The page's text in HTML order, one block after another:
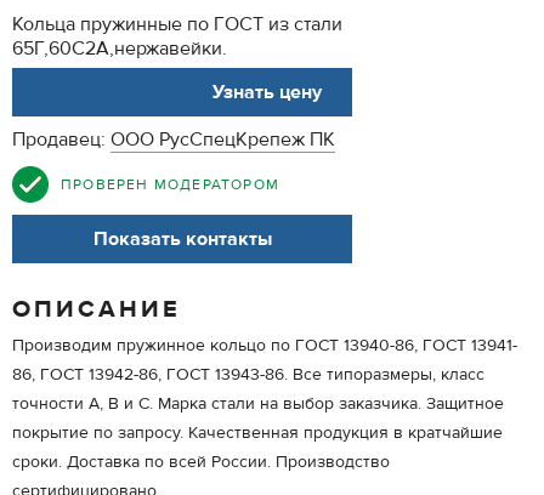
Кольца пружинные по ГОСТ из стали
65Г,60С2А,нержавейки.
Узнать цену
Продавец: ООО РусСпецКрепеж ПК
ПРОВЕРЕН МОДЕРАТОРОМ
Показать контакты
ОПИСАНИЕ
Производим пружинное кольцо по ГОСТ 13940-86, ГОСТ 13941-
86, ГОСТ 13942-86, ГОСТ 13943-86. Все типоразмеры, класс
точности А, В и С. Марка стали на выбор заказчика. Защитное
покрытие по запросу. Качественная продукция в кратчайшие
сроки. Доставка по всей России. Производство